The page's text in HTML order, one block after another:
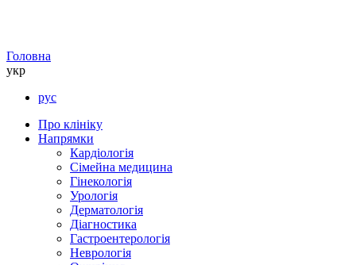
Головна
укр
рус
Про клініку
Напрямки
Кардіологія
Сімейна медицина
Гінекологія
Урологія
Дерматологія
Діагностика
Гастроентерологія
Неврологія